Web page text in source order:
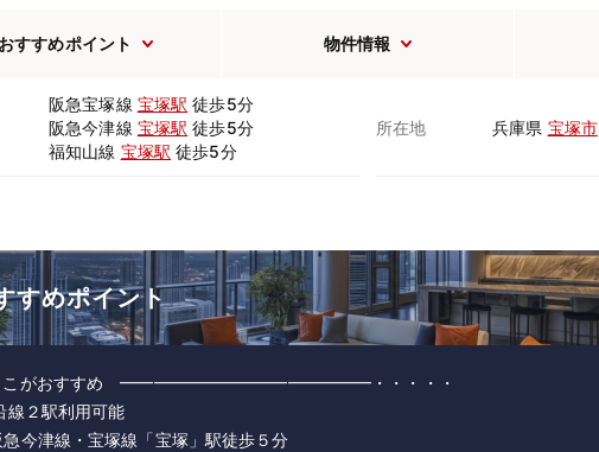
おすすめポイント 物件情報
阪急宝塚線 宝塚駅 徒歩5分
阪急今津線 宝塚駅 徒歩5分
福知山線 宝塚駅 徒歩5分
所在地 兵庫県 宝塚市
すめポイント
がおすすめ ━━━━━━━━━━━━━━━・・・・・
２駅利用可能
今津線・宝塚線「宝塚」駅徒歩５分